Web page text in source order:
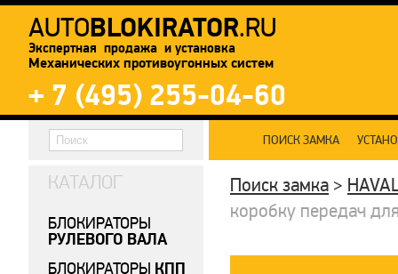
AUTOBLOKIRATOR.RU
Экспертная продажа и установка
Механических противоугонных систем
+ 7 (495) 255-04-60
ПОИСК ЗАМКА
Поиск замка >
коробку передач
КАТАЛОГ
БЛОКИРАТОРЫ
РУЛЕВОГО ВАЛА
БЛОКИРАТОРЫ КПП